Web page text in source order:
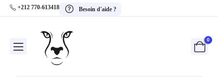
+212 770-613418 Besoin d'aide ?
0